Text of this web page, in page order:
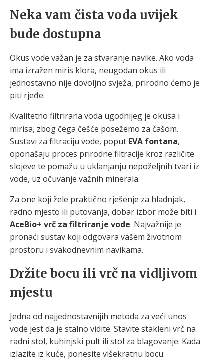
Neka vam čista voda uvijek
bude dostupna
Okus vode važan je za stvaranje navike. Ako voda
ima izražen miris klora, neugodan okus ili
jednostavno nije dovoljno svježa, prirodno ćemo je
piti rjeđe.
Kvalitetno filtrirana voda ugodnijeg je okusa i
mirisa, zbog čega češće posežemo za čašom.
Sustavi za filtraciju vode, poput EVA fontana,
oponašaju proces prirodne filtracije kroz različite
slojeve te pomažu u uklanjanju nepoželjnih tvari iz
vode, uz očuvanje važnih minerala.
Za one koji žele praktično rješenje za hladnjak,
radno mjesto ili putovanja, dobar izbor može biti i
AceBio+ vrč za filtriranje vode. Najvažnije je
pronaći sustav koji odgovara vašem životnom
prostoru i svakodnevnim navikama.
Držite bocu ili vrč na vidljivom
mjestu
Jedna od najjednostavnijih metoda za veći unos
vode jest da je stalno vidite. Stavite stakleni vrč na
radni stol, kuhinjski pult ili stol za blagovanje. Kada
izlazite iz kuće, ponesite višekratnu bocu.